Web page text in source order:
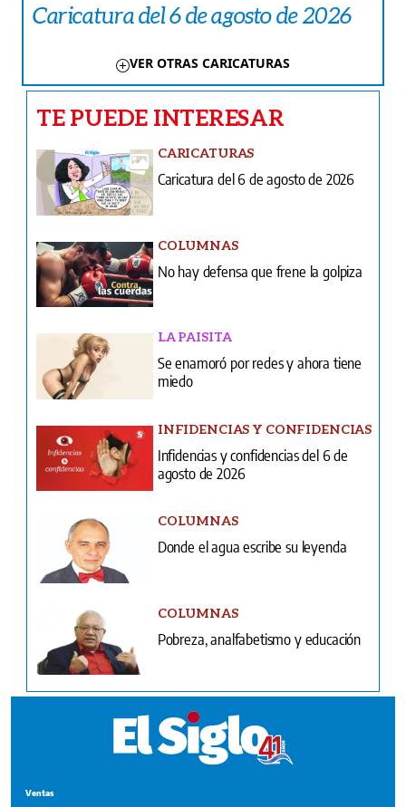
Caricatura del 6 de agosto de 2026
VER OTRAS CARICATURAS
TE PUEDE INTERESAR
CARICATURAS
Caricatura del 6 de agosto de 2026
COLUMNAS
No hay defensa que frene la golpiza
LA PAISITA
Se enamoró por redes y ahora tiene
miedo
INFIDENCIAS Y CONFIDENCIAS
Infidencias y confidencias del 6 de
agosto de 2026
COLUMNAS
Donde el agua escribe su leyenda
COLUMNAS
Pobreza, analfabetismo y educación
Ventas